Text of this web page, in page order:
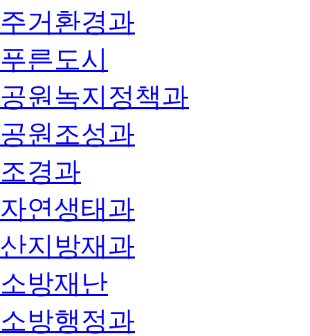
주거환경과
푸른도시
공원녹지정책과
공원조성과
조경과
자연생태과
산지방재과
소방재난
소방행정과